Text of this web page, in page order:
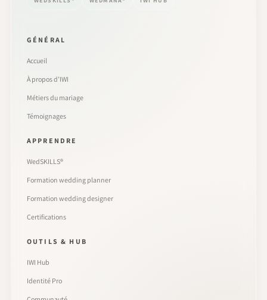
GÉNÉRAL
Accueil
À propos d’IWI
Métiers du mariage
Témoignages
APPRENDRE
WedSKILLS®
Formation wedding planner
Formation wedding designer
Certifications
OUTILS & HUB
IWI Hub
Identité Pro